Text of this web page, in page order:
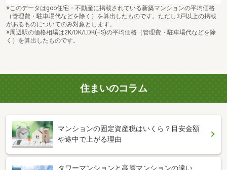
※このデータはgoo住宅・不動産に掲載されている新築マンションの平均価格
（管理費・駐車場代などを除く）を算出したものです。ただし3戸以上の掲載
があるものについてのみ対象とします。
※周辺駅の価格相場は2K/DK/LDK(+S)の平均価格（管理費・駐車場代などを除
く）を算出したものです。
住まいのコラム
マンションの固定資産税はいくら？目安金額
や途中で上がる理由
タワーマンションと高層マンションの違い